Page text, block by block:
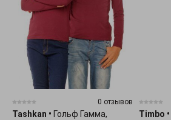
0 отзывов
Tashkan • Гольф Гамма,
Timbo •